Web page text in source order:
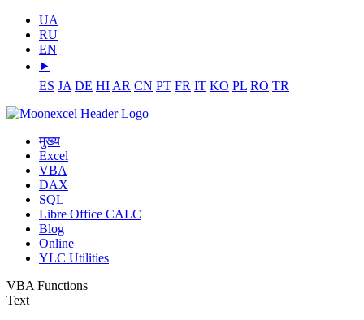
UA
RU
EN
⯈
ES JA DE HI AR CN PT FR IT KO PL RO TR
मुख्य
Excel
VBA
DAX
SQL
Libre Office CALC
Blog
Online
YLC Utilities
VBA Functions
Text